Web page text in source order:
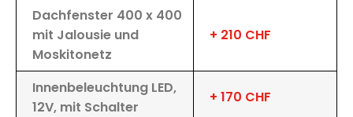
Dachfenster 400 x 400
mit Jalousie und
Moskitonetz
+ 210 CHF
Innenbeleuchtung LED,
12V, mit Schalter
+ 170 CHF